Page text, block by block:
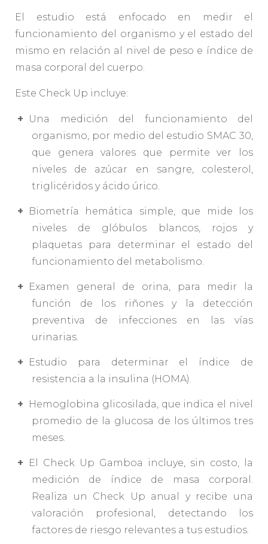
El estudio está enfocado en medir el
funcionamiento del organismo y el estado del
mismo en relación al nivel de peso e índice de
masa corporal del cuerpo.
Este Check Up incluye:
Una medición del funcionamiento del
organismo, por medio del estudio SMAC 30,
que genera valores que permite ver los
niveles de azúcar en sangre, colesterol,
triglicéridos y ácido úrico.
Biometría hemática simple, que mide los
niveles de glóbulos blancos, rojos y
plaquetas para determinar el estado del
funcionamiento del metabolismo.
Examen general de orina, para medir la
función de los riñones y la detección
preventiva de infecciones en las vías
urinarias.
Estudio para determinar el índice de
resistencia a la insulina (HOMA).
Hemoglobina glicosilada, que indica el nivel
promedio de la glucosa de los últimos tres
meses.
El Check Up Gamboa incluye, sin costo, la
medición de índice de masa corporal.
Realiza un Check Up anual y recibe una
valoración profesional, detectando los
factores de riesgo relevantes a tus estudios.